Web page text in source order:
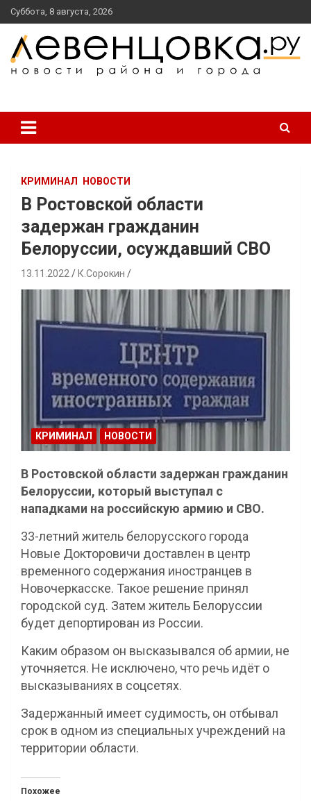
перейти
к
содержанию
Суббота, 8 августа, 2026
КРИМИНАЛ НОВОСТИ
В Ростовской области
задержан гражданин
Белоруссии, осуждавший СВО
13.11.2022 К.Сорокин
КРИМИНАЛ НОВОСТИ
В Ростовской области задержан гражданин
Белоруссии, который выступал с
нападками на российскую армию и СВО.
33-летний житель белорусского города
Новые Докторовичи доставлен в центр
временного содержания иностранцев в
Новочеркасске. Такое решение принял
городской суд. Затем житель Белоруссии
будет депортирован из России.
Каким образом он высказывался об армии, не
уточняется. Не исключено, что речь идёт о
высказываниях в соцсетях.
Задержанный имеет судимость, он отбывал
срок в одном из специальных учреждений на
территории области.
Похожее